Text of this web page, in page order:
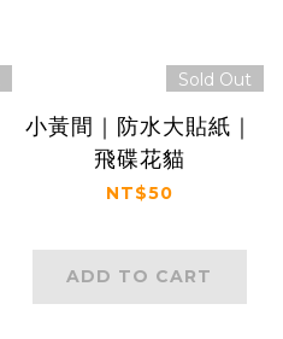
Sold Out
小黃間｜防水大貼紙｜
飛碟花貓
NT$50
ADD TO CART